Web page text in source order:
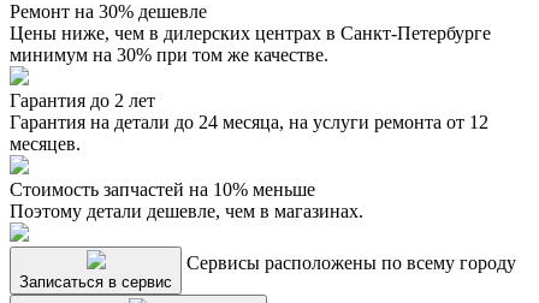
Ремонт на 30% дешевле
Цены ниже, чем в дилерских центрах в Санкт-Петербурге
минимум на 30% при том же качестве.
Гарантия до 2 лет
Гарантия на детали до 24 месяца, на услуги ремонта от 12
месяцев.
Стоимость запчастей на 10% меньше
Поэтому детали дешевле, чем в магазинах.
Записаться в сервис
Сервисы расположены по всему городу